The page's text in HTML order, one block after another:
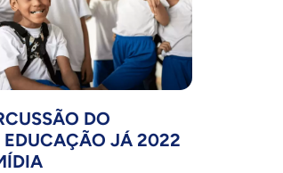
DO
EDUCAÇÃO JÁ 2022